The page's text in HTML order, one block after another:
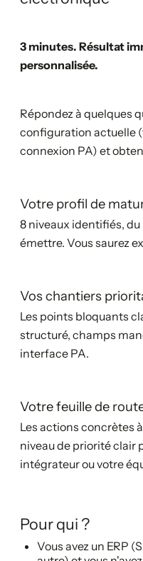
3 minutes. Résultat
personnalisée.
Répondez à quelques
configuration actuelle
connexion PA) et
Votre profil de
8 niveaux identifiés,
émettre. Vous saurez
Vos chantiers
Les points bloquants
structuré, champs
interface PA.
Votre feuille de
Les actions concrètes
niveau de priorité clair
intégrateur ou votre
Pour qui ?
Vous avez un ERP